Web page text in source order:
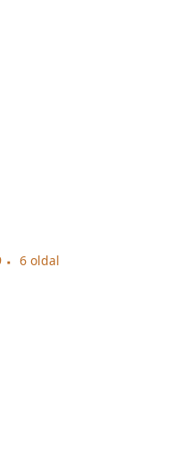
6 oldal